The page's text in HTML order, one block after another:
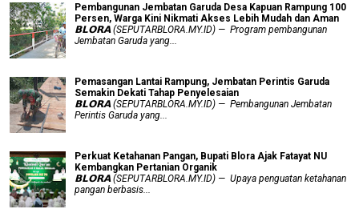
Pembangunan Jembatan Garuda Desa Kapuan Rampung 100
Persen, Warga Kini Nikmati Akses Lebih Mudah dan Aman
𝗕𝗟𝗢𝗥𝗔 (SEPUTARBLORA.MY.ID) — Program pembangunan
Jembatan Garuda yang...
Pemasangan Lantai Rampung, Jembatan Perintis Garuda
Semakin Dekati Tahap Penyelesaian
𝗕𝗟𝗢𝗥𝗔 (SEPUTARBLORA.MY.ID) — Pembangunan Jembatan
Perintis Garuda yang...
​Perkuat Ketahanan Pangan, Bupati Blora Ajak Fatayat NU
Kembangkan Pertanian Organik
𝗕𝗟𝗢𝗥𝗔 (SEPUTARBLORA.MY.ID) — Upaya penguatan ketahanan
pangan berbasis...